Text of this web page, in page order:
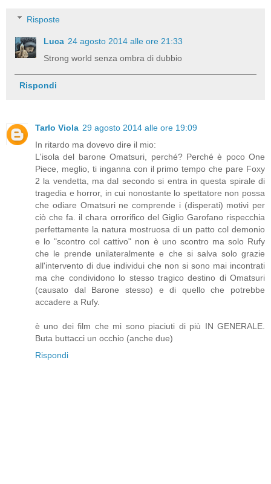
Risposte
Luca 24 agosto 2014 alle ore 21:33
Strong world senza ombra di dubbio
Rispondi
Tarlo Viola 29 agosto 2014 alle ore 19:09
In ritardo ma dovevo dire il mio:
L'isola del barone Omatsuri, perché? Perché è poco One
Piece, meglio, ti inganna con il primo tempo che pare Foxy
2 la vendetta, ma dal secondo si entra in questa spirale di
tragedia e horror, in cui nonostante lo spettatore non possa
che odiare Omatsuri ne comprende i (disperati) motivi per
ciò che fa. il chara orrorifico del Giglio Garofano rispecchia
perfettamente la natura mostruosa di un patto col demonio
e lo "scontro col cattivo" non è uno scontro ma solo Rufy
che le prende unilateralmente e che si salva solo grazie
all'intervento di due individui che non si sono mai incontrati
ma che condividono lo stesso tragico destino di Omatsuri
(causato dal Barone stesso) e di quello che potrebbe
accadere a Rufy.
è uno dei film che mi sono piaciuti di più IN GENERALE.
Buta buttacci un occhio (anche due)
Rispondi